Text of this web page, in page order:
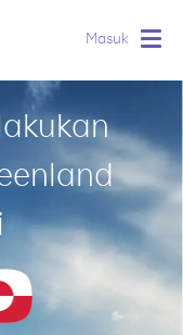
Masuk